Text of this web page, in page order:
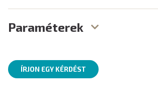
Paraméterek
ÍRJON EGY KÉRDÉST